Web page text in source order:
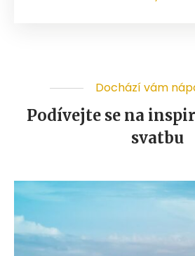
Dochází vám
Podívejte se na
svatbu